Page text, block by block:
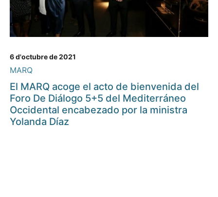
6 d'octubre de 2021
MARQ
El MARQ acoge el acto de bienvenida del
Foro De Diálogo 5+5 del Mediterráneo
Occidental encabezado por la ministra
Yolanda Díaz